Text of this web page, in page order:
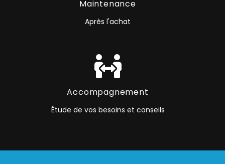
Maintenance
Après l'achat
Accompagnement
Étude de vos besoins et conseils